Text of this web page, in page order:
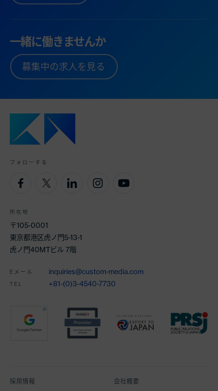
一緒に働きませんか
募集中の求人を見る
フォローする
所在地
〒105-0001
東京都港区虎ノ門5-13-1
虎ノ門40MTビル 7階
Eメール inquiries@custom-media.com
TEL +81-(0)3-4540-7730
パートナー
採用情報 会社概要